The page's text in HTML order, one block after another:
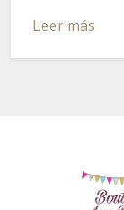
Leer más